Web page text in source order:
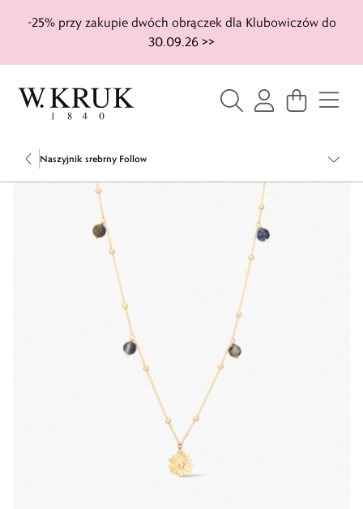
-25% przy zakupie dwóch obrączek dla Klubowiczów do
30.09.26 >>
Naszyjnik srebrny Follow